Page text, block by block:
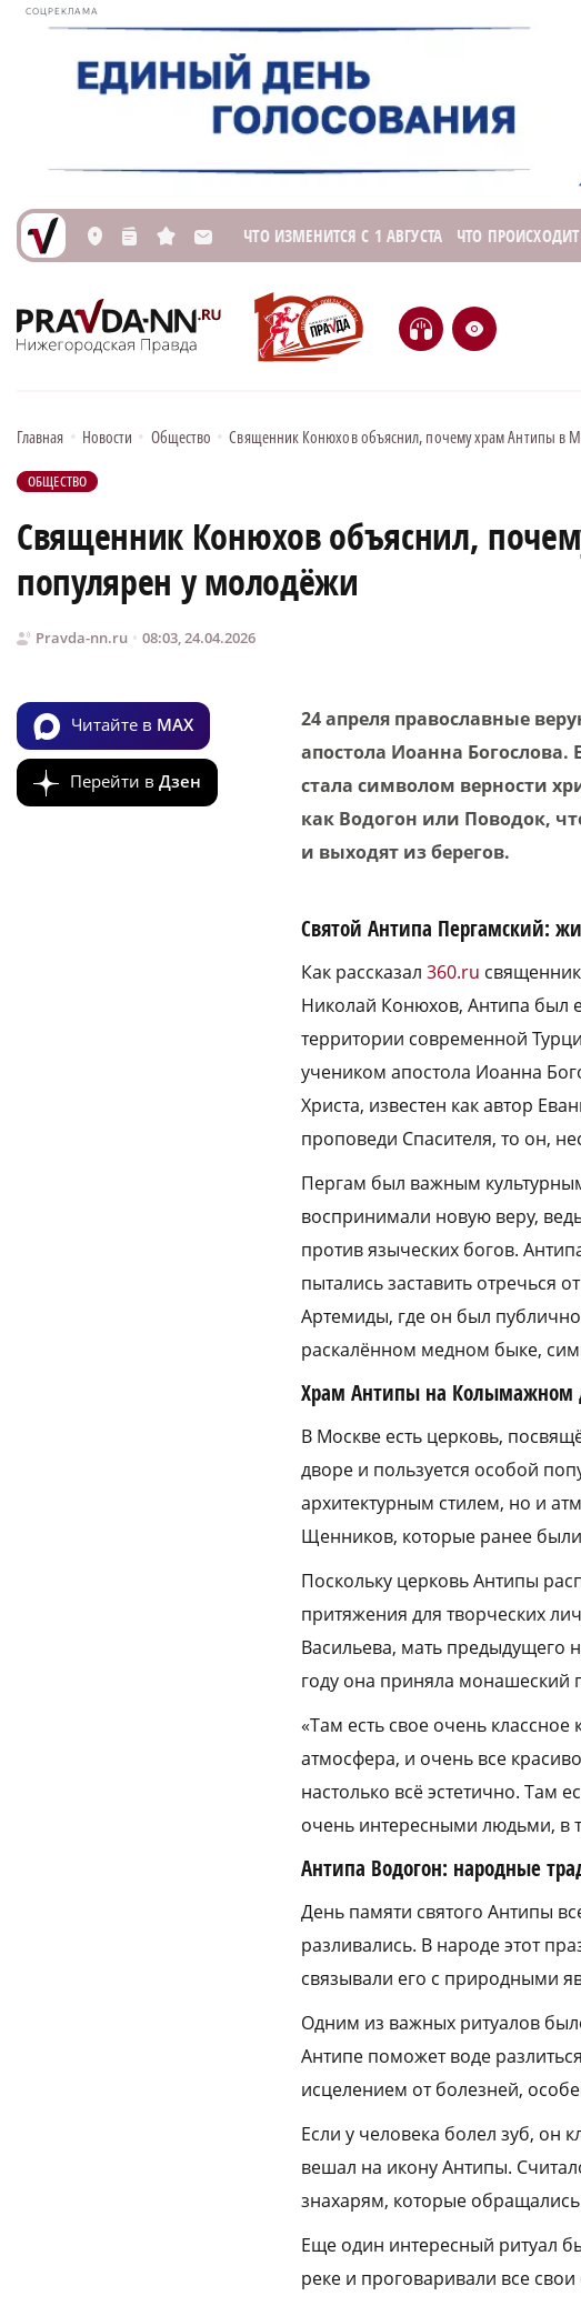
СОЦРЕКЛАМА
L n s M ЧТО ИЗМЕНИТСЯ С 1 АВГУСТА ЧТО
H e
Главная • Новости • Общество • Священник Конюхов объяснил, почему храм Антипы в
ОБЩЕСТВО
Священник Конюхов объяснил,
популярен у молодёжи
Pravda-nn.ru 08:03, 24.04.2026
Читайте в MAX
Перейти в Дзен
24 апреля православные
апостола Иоанна
стала символом верности
как Водогон или Поводок,
и выходят из берегов.
Святой Антипа Пергамский:
Как рассказал 360.ru
Николай Конюхов, Антипа был
территории современной
учеником апостола Иоанна
Христа, известен как автор
проповеди Спасителя, то он,
Пергам был важным
воспринимали новую веру,
против языческих богов.
пытались заставить отречься
Артемиды, где он был
раскалённом медном быке,
Храм Антипы на Колымажном
В Москве есть церковь,
дворе и пользуется особой
архитектурным стилем, но и
Щенников, которые ранее
Поскольку церковь Антипы
притяжения для творческих
Васильева, мать предыдущего
году она приняла монашеский
«Там есть свое очень
атмосфера, и очень все
настолько всё эстетично. Там
очень интересными людьми, в
Антипа Водогон: народные
День памяти святого Антипы
разливались. В народе этот
связывали его с природными
Одним из важных ритуалов
Антипе поможет воде
исцелением от болезней,
Если у человека болел зуб, он
вешал на икону Антипы.
знахарям, которые
Еще один интересный ритуал
реке и проговаривали все